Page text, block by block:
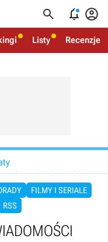
  
Listy Recenzje
FILMY I SERIALE
RSS